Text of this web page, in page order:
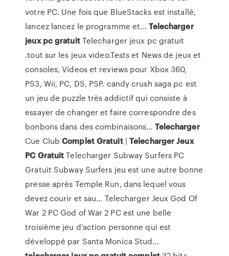
votre PC. Une fois que BlueStacks est installé,
lancez lancez le programme et... Telecharger
jeux pcgratuitTelecharger jeux pc gratuit
.tout sur les jeux video.Tests et News de jeux et
consoles, Videos et reviews pour Xbox 360,
PS3, Wii, PC, DS, PSP. candy crush saga pc est
un jeu de puzzle très addictif qui consiste à
essayer de changer et faire correspondre des
bonbons dans des combinaisons... Telecharger
Cue ClubCompletGratuit| Telecharger Jeux
PC GratuitTelecharger Subway Surfers PC
Gratuit Subway Surfers jeu est une autre bonne
presse après Temple Run, dans lequel vous
devez courir et sau... Telecharger Jeux God Of
War 2 PC God of War 2 PC est une belle
troisième jeu d'action personne qui est
développé par Santa Monica Stud...